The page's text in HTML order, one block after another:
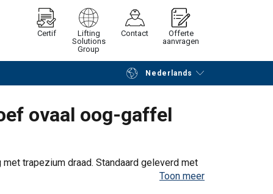
Certif
Lifting
Solutions
Group
Contact
Offerte
aanvragen
Nederlands
winkelen Vraag offerte aan
ovaal oog-gaffel
trapezium draad. Standaard geleverd met
Toon meer